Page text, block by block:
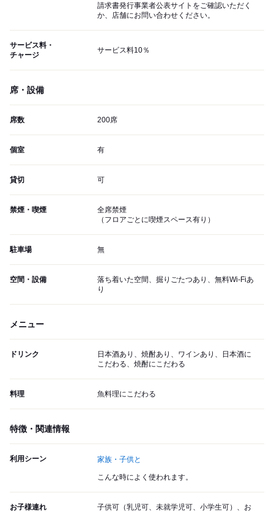
請求書発行事業者公表サイトをご確認いただく
か、店舗にお問い合わせください。
サービス料・
チャージ
サービス料10％
席・設備
席数 200席
個室 有
貸切 可
禁煙・喫煙
全席禁煙
（フロアごとに喫煙スペース有り）
駐車場 無
空間・設備
落ち着いた空間、掘りごたつあり、無料Wi-Fiあ
り
メニュー
ドリンク
日本酒あり、焼酎あり、ワインあり、日本酒に
こだわる、焼酎にこだわる
料理 魚料理にこだわる
特徴・関連情報
利用シーン 家族・子供と
こんな時によく使われます。
お子様連れ
子供可（乳児可、未就学児可、小学生可）、お